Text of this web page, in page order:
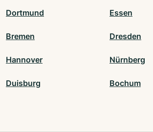
Dortmund Essen
Bremen Dresden
Hannover Nürnberg
Duisburg Bochum